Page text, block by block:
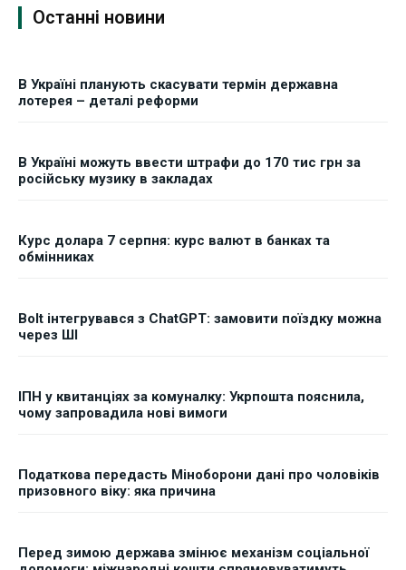
Останні новини
В Україні планують скасувати термін державна
лотерея – деталі реформи
В Україні можуть ввести штрафи до 170 тис грн за
російську музику в закладах
Курс долара 7 серпня: курс валют в банках та
обмінниках
Bolt інтегрувався з ChatGPT: замовити поїздку можна
через ШІ
ІПН у квитанціях за комуналку: Укрпошта пояснила,
чому запровадила нові вимоги
Податкова передасть Міноборони дані про чоловіків
призовного віку: яка причина
Перед зимою держава змінює механізм соціальної